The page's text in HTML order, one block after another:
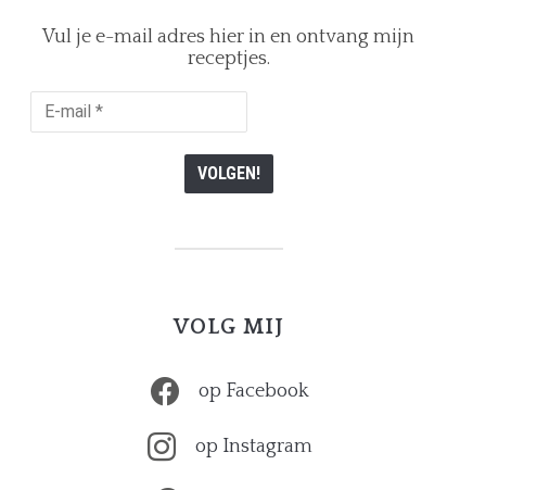
Vul je e-mail adres hier in en ontvang mijn
receptjes.
E-
mail
VOLG MIJ
op Facebook
op Instagram